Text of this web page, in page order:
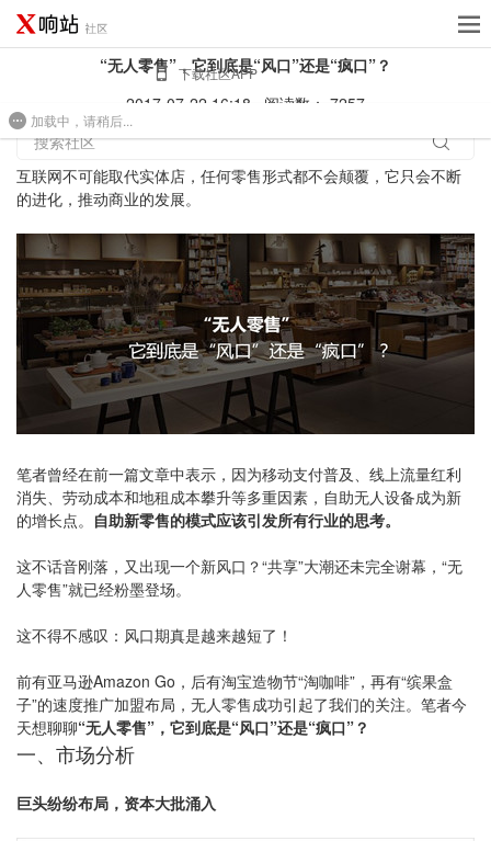
下载社区APP
搜索社区
“无人零售”，它到底是“风口”还是“疯口”？
2017-07-22 16:18
阅读数： 7257
互联网不可能取代实体店，任何零售形式都不会颠覆，它只会不断
的进化，推动商业的发展。
笔者曾经在前一篇文章中表示，因为移动支付普及、线上流量红利
消失、劳动成本和地租成本攀升等多重因素，自助无人设备成为新
的增长点。 自助新零售的模式应该引发所有行业的思考。
这不话音刚落，又出现一个新风口？“共享”大潮还未完全谢幕，“无
人零售”就已经粉墨登场。
这不得不感叹：风口期真是越来越短了！
前有亚马逊Amazon Go，后有淘宝造物节“淘咖啡”，再有“缤果盒
子”的速度推广加盟布局，无人零售成功引起了我们的关注。笔者今
天想聊聊“无人零售”，它到底是“风口”还是“疯口”？
一、市场分析
巨头纷纷布局，资本大批涌入
加载中，请稍后...